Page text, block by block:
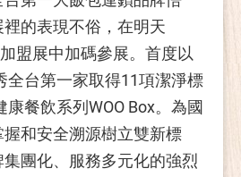
的表現不俗，在明天
盟展中加碼參展。首度以
全台第一家取得11項潔淨標
餐飲系列WOO Box。為國
和安全溯源樹立雙新標
團化、服務多元化的強烈